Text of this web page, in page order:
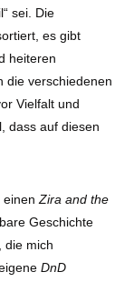
sei. Die
es gibt
heiteren
die verschiedenen
Vielfalt und
dass auf diesen
einenZira and the
Geschichte
die mich
DnD